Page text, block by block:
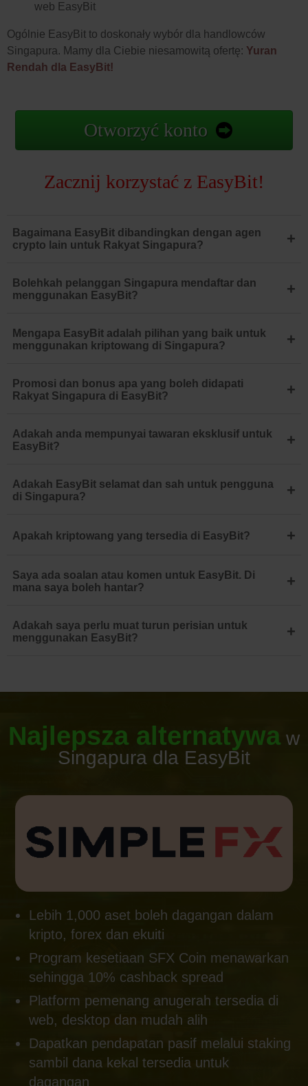
web EasyBit
Ogólnie EasyBit to doskonały wybór dla handlowców
Singapura. Mamy dla Ciebie niesamowitą ofertę: Yuran
Rendah dla EasyBit!
Otworzyć konto
Zacznij korzystać z EasyBit!
Bagaimana EasyBit dibandingkan dengan agen
crypto lain untuk Rakyat Singapura?
+
Bolehkah pelanggan Singapura mendaftar dan
menggunakan EasyBit?
+
Mengapa EasyBit adalah pilihan yang baik untuk
menggunakan kriptowang di Singapura?
+
Promosi dan bonus apa yang boleh didapati
Rakyat Singapura di EasyBit?
+
Adakah anda mempunyai tawaran eksklusif untuk
EasyBit?
+
Adakah EasyBit selamat dan sah untuk pengguna
di Singapura?
+
Apakah kriptowang yang tersedia di EasyBit? +
Saya ada soalan atau komen untuk EasyBit. Di
mana saya boleh hantar?
+
Adakah saya perlu muat turun perisian untuk
menggunakan EasyBit?
+
Najlepsza alternatywa w
Singapura dla EasyBit
Lebih 1,000 aset boleh dagangan dalam
kripto, forex dan ekuiti
Program kesetiaan SFX Coin menawarkan
sehingga 10% cashback spread
Platform pemenang anugerah tersedia di
web, desktop dan mudah alih
Dapatkan pendapatan pasif melalui staking
sambil dana kekal tersedia untuk
dagangan